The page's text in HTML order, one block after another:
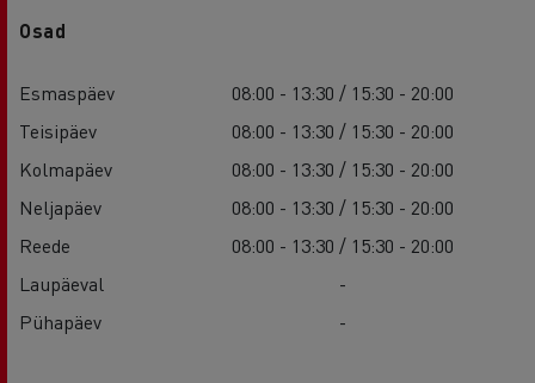
Osad
Esmaspäev
08:00 - 13:30 / 15:30 - 20:00
Teisipäev
08:00 - 13:30 / 15:30 - 20:00
Kolmapäev
08:00 - 13:30 / 15:30 - 20:00
Neljapäev
08:00 - 13:30 / 15:30 - 20:00
Reede
08:00 - 13:30 / 15:30 - 20:00
Laupäeval
-
Pühapäev
-